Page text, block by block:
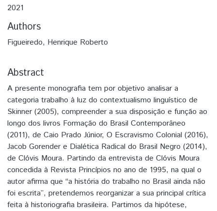
2021
Authors
Figueiredo, Henrique Roberto
Abstract
A presente monografia tem por objetivo analisar a
categoria trabalho à luz do contextualismo linguístico de
Skinner (2005), compreender a sua disposição e função ao
longo dos livros Formação do Brasil Contemporâneo
(2011), de Caio Prado Júnior, O Escravismo Colonial (2016),
Jacob Gorender e Dialética Radical do Brasil Negro (2014),
de Clóvis Moura. Partindo da entrevista de Clóvis Moura
concedida à Revista Princípios no ano de 1995, na qual o
autor afirma que “a história do trabalho no Brasil ainda não
foi escrita”, pretendemos reorganizar a sua principal crítica
feita à historiografia brasileira. Partimos da hipótese,